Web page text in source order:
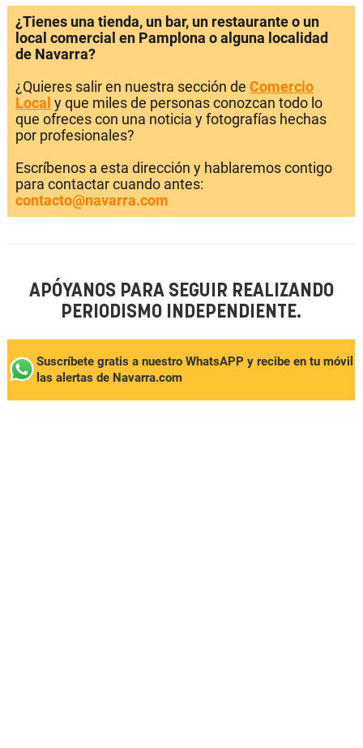
¿Tienes una tienda, un bar, un restaurante o un
local comercial en Pamplona o alguna localidad
de Navarra?
¿Quieres salir en nuestra sección de Comercio
Local y que miles de personas conozcan todo lo
que ofreces con una noticia y fotografías hechas
por profesionales?
Escríbenos a esta dirección y hablaremos contigo
para contactar cuando antes:
contacto@navarra.com
APÓYANOS PARA SEGUIR REALIZANDO
PERIODISMO INDEPENDIENTE.
Suscríbete gratis a nuestro WhatsAPP y recibe en tu móvil
las alertas de Navarra.com